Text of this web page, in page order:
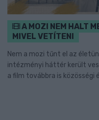
A MOZI NEM HALT
MIVEL VETÍTENI
Nem a mozi tűnt el az
intézményi háttér került
a film továbbra is közösségi